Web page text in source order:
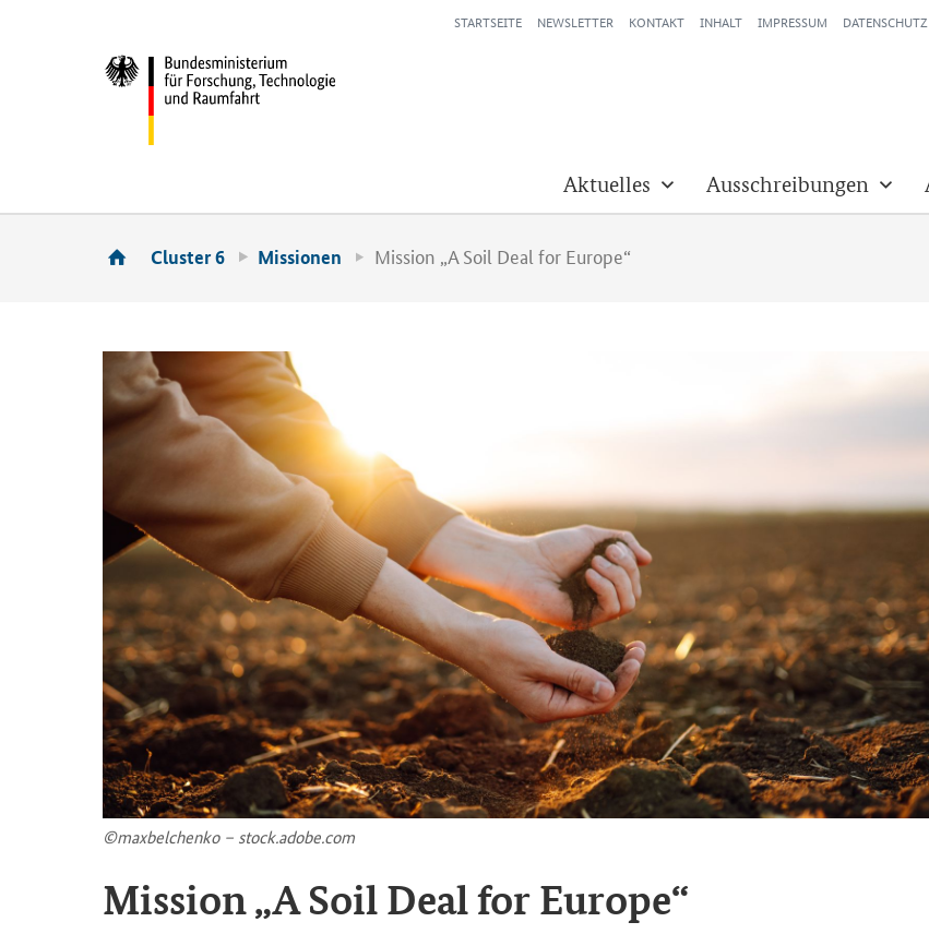
STARTSEITE NEWSLETTER KONTAKT INHALT IMPRESSUM DATENSCHUTZ
Aktuelles Ausschreibungen
Cluster 6 Missionen Mission „A Soil Deal for Europe“
©max­bel­chen­ko – stock.adobe.com
Mis­si­on „A Soil Deal for Eu­ro­pe“